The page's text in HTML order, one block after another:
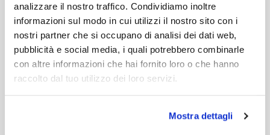
analizzare il nostro traffico. Condividiamo inoltre
informazioni sul modo in cui utilizzi il nostro sito con i
nostri partner che si occupano di analisi dei dati web,
pubblicità e social media, i quali potrebbero combinarle
con altre informazioni che hai fornito loro o che hanno
raccolto dal tuo utilizzo dei loro servizi.
Mostra dettagli
Relatore:Donatella Salamita,
Edizione:
61,00 €
Vedi